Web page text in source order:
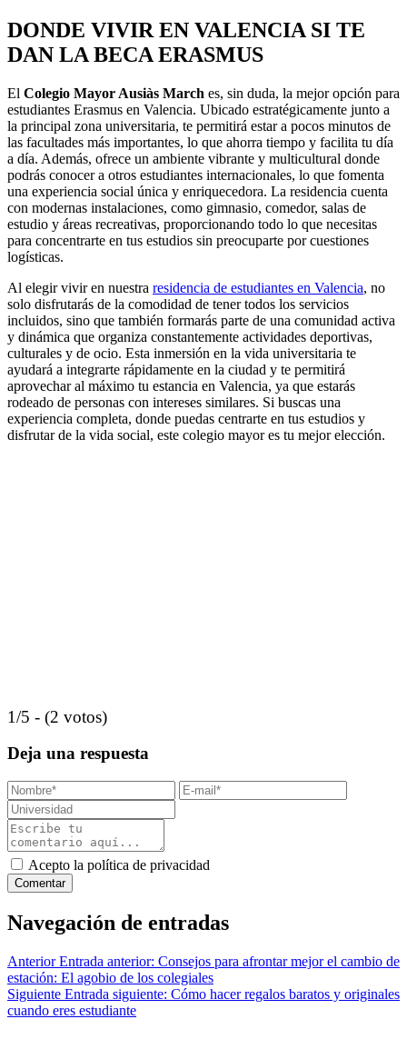
DONDE VIVIR EN VALENCIA SI TE
DAN LA BECA ERASMUS
El Colegio Mayor Ausiàs March es, sin duda, la mejor opción para
estudiantes Erasmus en Valencia. Ubicado estratégicamente junto a
la principal zona universitaria, te permitirá estar a pocos minutos de
las facultades más importantes, lo que ahorra tiempo y facilita tu día
a día. Además, ofrece un ambiente vibrante y multicultural donde
podrás conocer a otros estudiantes internacionales, lo que fomenta
una experiencia social única y enriquecedora. La residencia cuenta
con modernas instalaciones, como gimnasio, comedor, salas de
estudio y áreas recreativas, proporcionando todo lo que necesitas
para concentrarte en tus estudios sin preocuparte por cuestiones
logísticas.
Al elegir vivir en nuestra residencia de estudiantes en Valencia, no
solo disfrutarás de la comodidad de tener todos los servicios
incluidos, sino que también formarás parte de una comunidad activa
y dinámica que organiza constantemente actividades deportivas,
culturales y de ocio. Esta inmersión en la vida universitaria te
ayudará a integrarte rápidamente en la ciudad y te permitirá
aprovechar al máximo tu estancia en Valencia, ya que estarás
rodeado de personas con intereses similares. Si buscas una
experiencia completa, donde puedas centrarte en tus estudios y
disfrutar de la vida social, este colegio mayor es tu mejor elección.
1/5 - (2 votos)
Deja una respuesta
Acepto la política de privacidad
Navegación de entradas
Anterior Entrada anterior: Consejos para afrontar mejor el cambio de
estación: El agobio de los colegiales
Siguiente Entrada siguiente: Cómo hacer regalos baratos y originales
cuando eres estudiante